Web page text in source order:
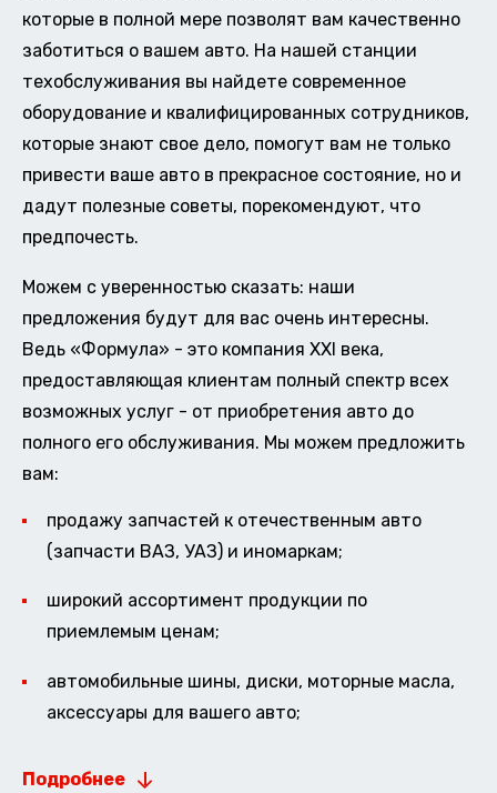
которые в полной мере позволят вам качественно
заботиться о вашем авто. На нашей станции
техобслуживания вы найдете современное
оборудование и квалифицированных сотрудников,
которые знают свое дело, помогут вам не только
привести ваше авто в прекрасное состояние, но и
дадут полезные советы, порекомендуют, что
предпочесть.
Можем с уверенностью сказать: наши
предложения будут для вас очень интересны.
Ведь «Формула» - это компания XXI века,
предоставляющая клиентам полный спектр всех
возможных услуг - от приобретения авто до
полного его обслуживания. Мы можем предложить
вам:
продажу запчастей к отечественным авто
(запчасти ВАЗ, УАЗ) и иномаркам;
широкий ассортимент продукции по
приемлемым ценам;
автомобильные шины, диски, моторные масла,
аксессуары для вашего авто;
Подробнее